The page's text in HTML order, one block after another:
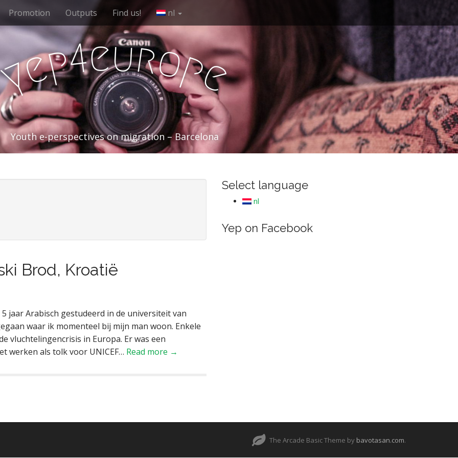
Promotion Outputs Find us! nl
ep4europe
Youth e-perspectives on migration – Barcelona
Brod, Kroatië
jaar Arabisch gestudeerd in de universiteit van
waar ik momenteel bij mijn man woon. Enkele
vluchtelingencrisis in Europa. Er was een
werken als tolk voor UNICEF… Read more →
Select language
nl
Yep on Facebook
The Arcade Basic Theme by bavotasan.com.